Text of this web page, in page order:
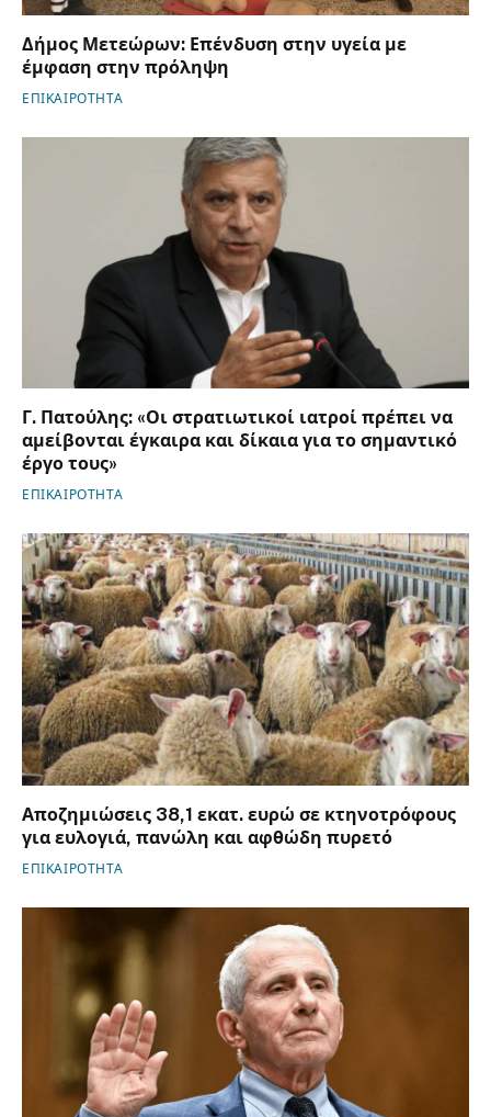
Δήμος Μετεώρων: Επένδυση στην υγεία με
έμφαση στην πρόληψη
ΕΠΙΚΑΙΡΟΤΗΤΑ
Γ. Πατούλης: «Οι στρατιωτικοί ιατροί πρέπει να
αμείβονται έγκαιρα και δίκαια για το σημαντικό
έργο τους»
ΕΠΙΚΑΙΡΟΤΗΤΑ
Αποζημιώσεις 38,1 εκατ. ευρώ σε κτηνοτρόφους
για ευλογιά, πανώλη και αφθώδη πυρετό
ΕΠΙΚΑΙΡΟΤΗΤΑ